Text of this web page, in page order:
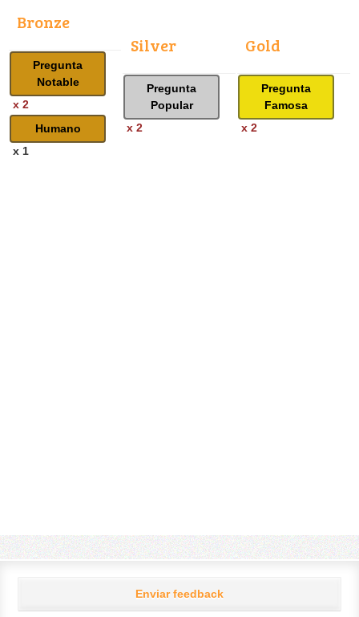
Bronze
Pregunta
Notable
x 2
Humano
x 1
Silver
Pregunta
Popular
x 2
Gold
Pregunta
Famosa
x 2
Enviar feedback